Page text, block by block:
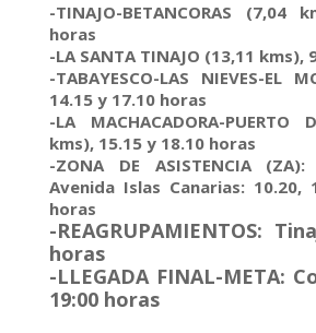
-TINAJO-BETANCORAS
horas
-LA SANTA TINAJO (13,11 kms),
-TABAYESCO-LAS NIEVES-EL
14.15 y 17.10 horas
-LA MACHACADORA-PUERTO
kms), 15.15 y 18.10 horas
-ZONA DE ASISTENCIA
Avenida Islas Canarias: 10.20,
horas
-REAGRUPAMIENTOS:
horas
-LLEGADA FINAL-META:
19:00 horas